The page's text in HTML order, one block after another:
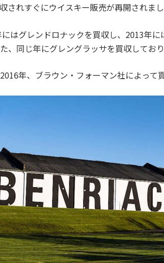
されすぐにウイスキー販売が再開されまし
はグレンドロナックを買収し、2013年
、同じ年にグレングラッサを買収しており
年、ブラウン・フォーマン社によって